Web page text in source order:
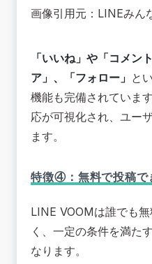
画像引用元：LINEみん
「いいね」や「コメン
ア」、「フォロー」 と
機能も完備されていま
応が可視化され、ユー
ます。
特徴④：無料で投稿で
LINE VOOMは誰でも
く、一定の条件を満た
なります。